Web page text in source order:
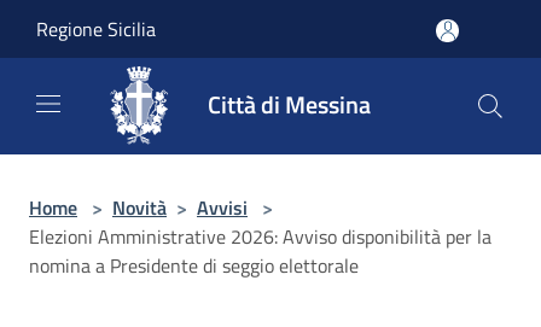
Regione Sicilia
Città di Messina
Home > Novità > Avvisi >
Elezioni Amministrative 2026: Avviso disponibilità per la
nomina a Presidente di seggio elettorale